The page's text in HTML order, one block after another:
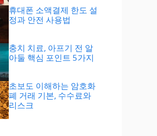
휴대폰 소액결제 한도 설
정과 안전 사용법
충치 치료, 아프기 전 알
아둘 핵심 포인트 5가지
초보도 이해하는 암호화
폐 거래 기본, 수수료와
리스크